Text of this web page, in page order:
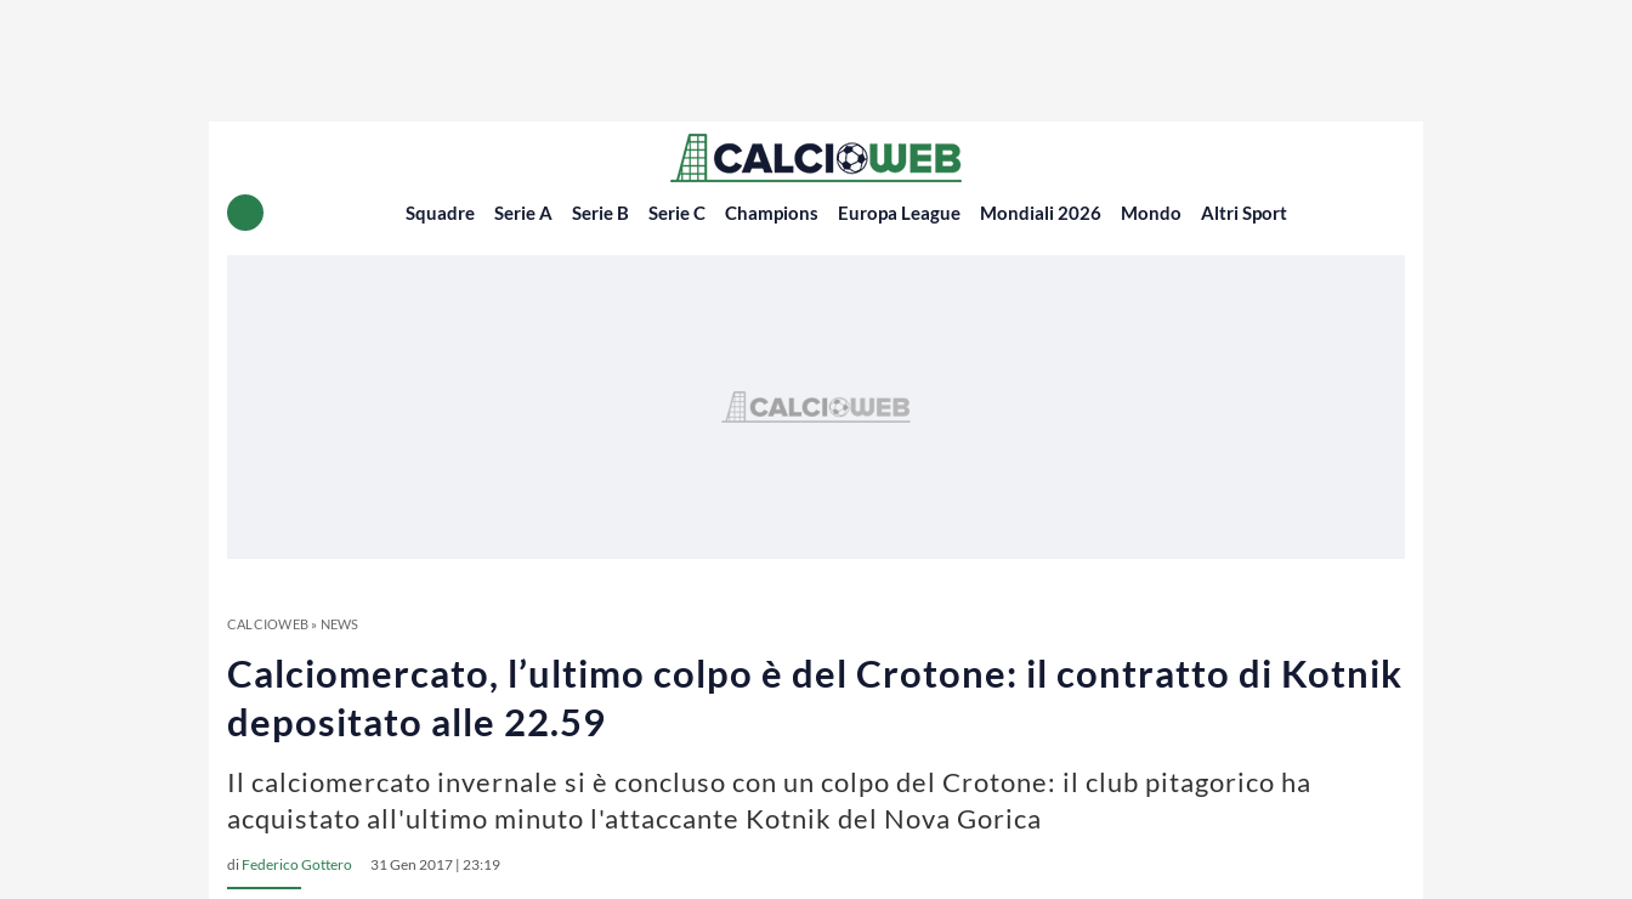
Squadre Serie A Serie B Serie C Champions Europa League Mondiali 2026 Mondo Altri Sport
CALCIOWEB» NEWS
Calciomercato, l’ultimo colpo è del Crotone: il contratto di Kotnik
depositato alle 22.59
Il calciomercato invernale si è concluso con un colpo del Crotone: il club pitagorico ha
acquistato all'ultimo minuto l'attaccante Kotnik del Nova Gorica
di Federico Gottero 31 Gen 2017 | 23:19